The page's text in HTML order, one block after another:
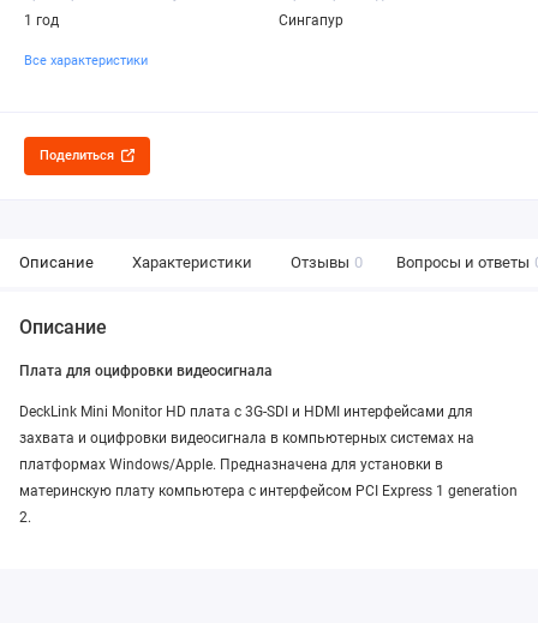
1 год Сингапур
Все характеристики
Поделиться
Описание Характеристики Отзывы 0 Вопросы и ответы
Описание
Плата для оцифровки видеосигнала
DeckLink Mini Monitor HD плата с 3G-SDI и HDMI интерфейсами для
захвата и оцифровки видеосигнала в компьютерных системах на
платформах Windows/Apple. Предназначена для установки в
материнскую плату компьютера с интерфейсом PCI Express 1 generation
2.